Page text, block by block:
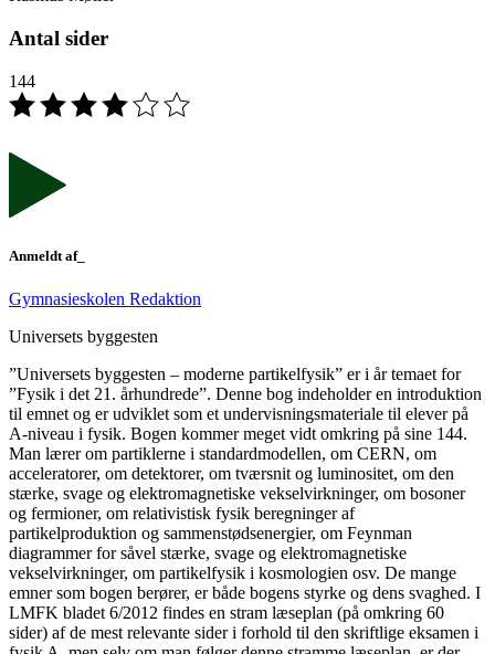
Antal sider
144
Anmeldt af_
Gymnasieskolen Redaktion
Universets byggesten
”Universets byggesten – moderne partikelfysik” er i år temaet for
”Fysik i det 21. århundrede”. Denne bog indeholder en introduktion
til emnet og er udviklet som et undervisningsmateriale til elever på
A-niveau i fysik. Bogen kommer meget vidt omkring på sine 144.
Man lærer om partiklerne i standardmodellen, om CERN, om
acceleratorer, om detektorer, om tværsnit og luminositet, om den
stærke, svage og elektromagnetiske vekselvirkninger, om bosoner
og fermioner, om relativistisk fysik beregninger af
partikelproduktion og sammenstødsenergier, om Feynman
diagrammer for såvel stærke, svage og elektromagnetiske
vekselvirkninger, om partikelfysik i kosmologien osv. De mange
emner som bogen berører, er både bogens styrke og dens svaghed. I
LMFK bladet 6/2012 findes en stram læseplan (på omkring 60
sider) af de mest relevante sider i forhold til den skriftlige eksamen i